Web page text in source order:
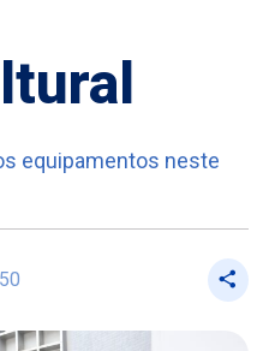
equipamentos neste